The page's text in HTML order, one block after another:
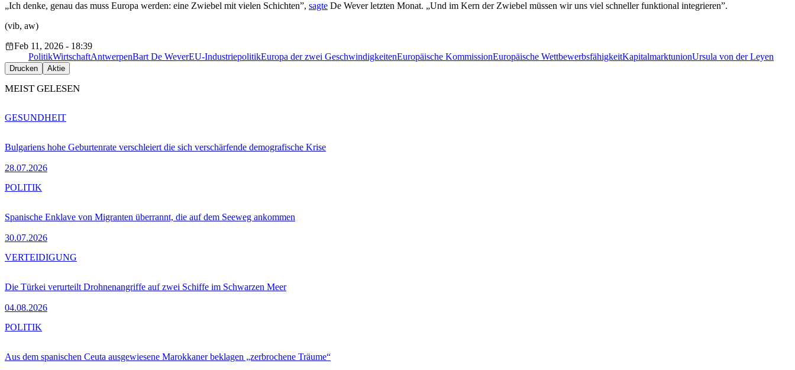
„Ich denke, genau das muss Europa werden: eine Zwiebel mit vielen Schichten”, sagte De Wever letzten Monat. „Und im Kern der Zwiebel müssen wir uns viel schneller funktional integrieren”.
(vib, aw)
Feb 11, 2026 - 18:39
PolitikWirtschaftAntwerpenBart De WeverEU-IndustriepolitikEuropa der zwei GeschwindigkeitenEuropäische KommissionEuropäische WettbewerbsfähigkeitKapitalmarktunionUrsula von der Leyen
Drucken Aktie
MEIST GELESEN
Bulgariens hohe Geburtenrate verschleiert die sich verschärfende demografische Krise
28.07.2026
GESUNDHEIT
Spanische Enklave von Migranten überrannt, die auf dem Seeweg ankommen
30.07.2026
POLITIK
Die Türkei verurteilt Drohnenangriffe auf zwei Schiffe im Schwarzen Meer
04.08.2026
VERTEIDIGUNG
Aus dem spanischen Ceuta ausgewiesene Marokkaner beklagen „zerbrochene Träume“
POLITIK